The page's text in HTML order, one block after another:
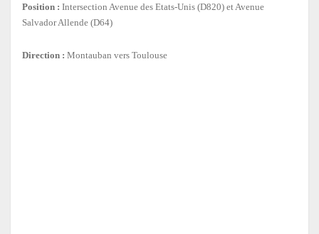
Position : Intersection Avenue des Etats-Unis (D820) et Avenue
Salvador Allende (D64)
Direction : Montauban vers Toulouse